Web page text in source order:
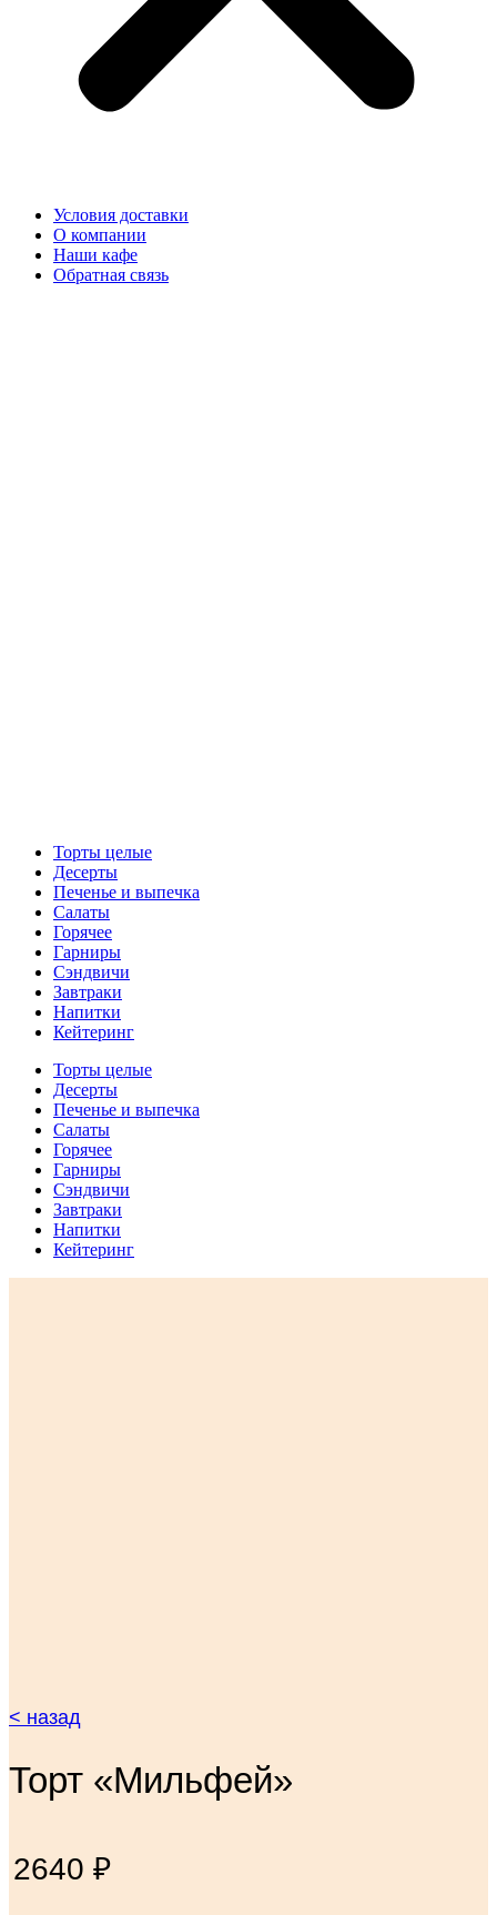
Условия доставки
О компании
Наши кафе
Обратная связь
Торты целые
Десерты
Печенье и выпечка
Салаты
Горячее
Гарниры
Сэндвичи
Завтраки
Напитки
Кейтеринг
Торты целые
Десерты
Печенье и выпечка
Салаты
Горячее
Гарниры
Сэндвичи
Завтраки
Напитки
Кейтеринг
< назад
Торт «Мильфей»
2640 ₽